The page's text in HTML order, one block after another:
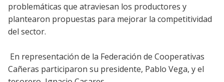
problemáticas que atraviesan los productores y
plantearon propuestas para mejorar la competitividad
del sector.
En representación de la Federación de Cooperativas
Cañeras participaron su presidente, Pablo Vega, y el